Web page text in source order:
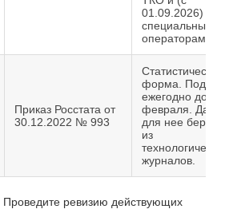
01.09.2026) со
специальными
операторами
Приказ Росстата от
30.12.2022 № 993
Статистическая
форма.
ежегодно до 1
февраля.
для нее
из
журналов.
Проведите ревизию действующих